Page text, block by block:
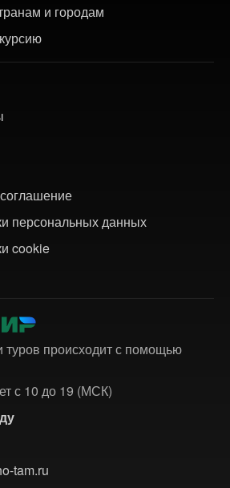
и городам
персональных данных
cookie
туров происходит с помощью
с 10 до 19 (МСК)
tam.ru